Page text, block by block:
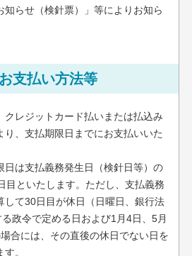
知らせ（検針票）」等によりお知ら
支払い方法等
クレジットカード払いまたは払込み
り、支払期限日までにお支払いいた
日は支払義務発生日（検針日等）の
目といたします。ただし、支払義務
して30日目が休日（日曜日、銀行法
政令で定める日および1月4日、5月
合には、その直後の休日でない日を
。